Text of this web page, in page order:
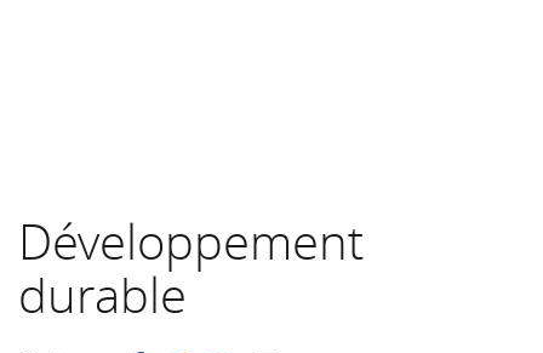
Développement
durable